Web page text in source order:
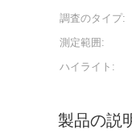
調査のタイプ:
測定範囲:
ハイライト:
製品の説